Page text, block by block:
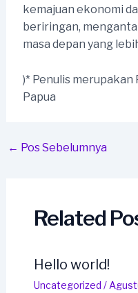
kemajuan ekonomi
beriringan,
masa depan yang
)* Penulis
Papua
Post
← Pos Sebelumnya
Related
Hello world!
Uncategorized /